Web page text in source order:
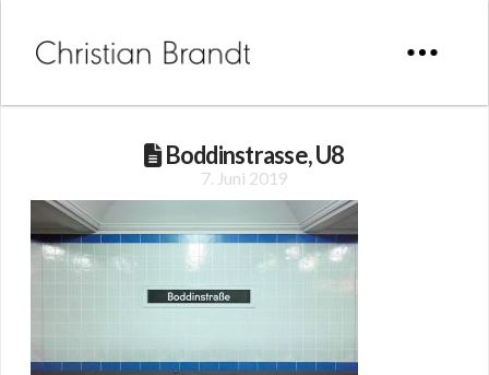
Boddinstrasse, U8
7. Juni 2019